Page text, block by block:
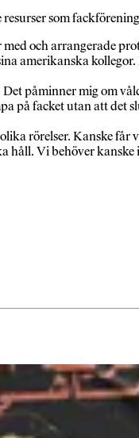
som
och arrangerade
amerikanska
påminner mig om
på facket utan att det
rörelser. Kanske
Vi behöver